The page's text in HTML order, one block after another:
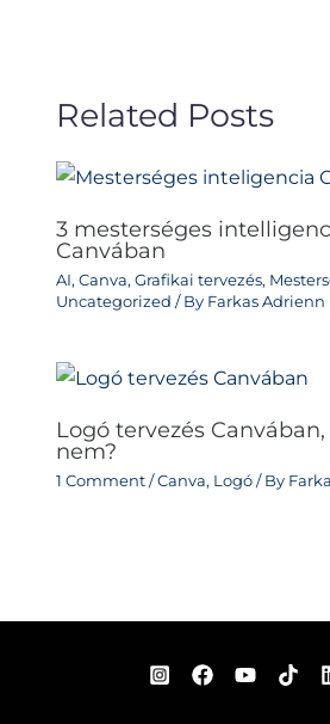
Related Posts
3 mesterséges
Canvában
AI,Canva,Grafikai tervezés,
Uncategorized / By Farkas Adrienn
Logó tervezés
nem?
1 Comment /Canva, Logó / By